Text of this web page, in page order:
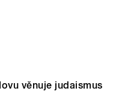
věnuje judaismus